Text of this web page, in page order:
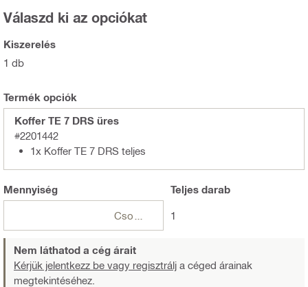
Válaszd ki az opciókat
Kiszerelés
1 db
Termék opciók
Koffer TE 7 DRS üres
#2201442
1x Koffer TE 7 DRS teljes
Mennyiség Teljesdarab
1
Nem láthatod a cég árait
Kérjük jelentkezz be vagy regisztrálj a céged árainak
megtekintéséhez.